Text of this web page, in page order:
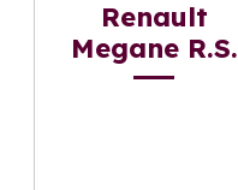
Renault
Megane R.S.